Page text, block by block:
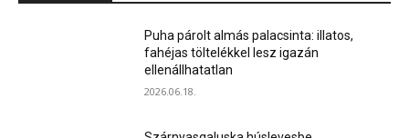
Puha párolt almás palacsinta: illatos,
fahéjas töltelékkel lesz igazán
ellenállhatatlan
2026.06.18.